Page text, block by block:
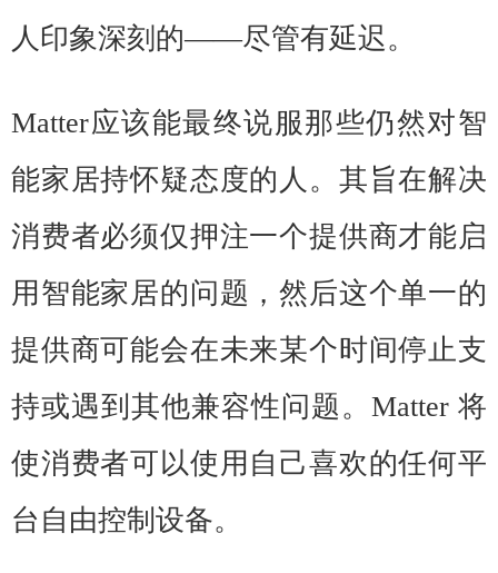
人印象深刻的——尽管有延迟。
Matter应该能最终说服那些仍然对智
能家居持怀疑态度的人。其旨在解决
消费者必须仅押注一个提供商才能启
用智能家居的问题，然后这个单一的
提供商可能会在未来某个时间停止支
持或遇到其他兼容性问题。Matter 将
使消费者可以使用自己喜欢的任何平
台自由控制设备。